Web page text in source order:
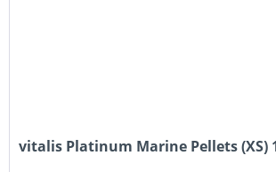
vitalis Platinum Marine Pellets (XS)